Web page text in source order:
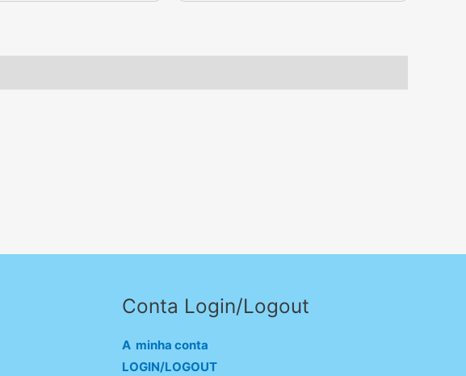
Conta Login/Logout
A minha conta
LOGIN/LOGOUT